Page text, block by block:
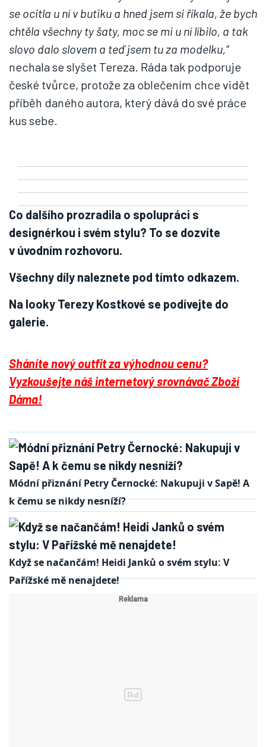
se ocitla u ní v butiku a hned jsem si říkala, že bych
chtěla všechny ty šaty, moc se mi u ní líbilo, a tak
slovo dalo slovem a teď jsem tu za modelku,“
nechala se slyšet Tereza. Ráda tak podporuje
české tvůrce, protože za oblečením chce vidět
příběh daného autora, který dává do své práce
kus sebe.
Co dalšího prozradila o spolupráci s
designérkou i svém stylu? To se dozvíte
v úvodním rozhovoru.
Všechny díly naleznete pod tímto odkazem.
Na looky Terezy Kostkové se podívejte do
galerie.
Sháníte nový outfit za výhodnou cenu?
Vyzkoušejte náš internetový srovnávač Zboží
Dáma!
Módní přiznání Petry Černocké: Nakupuji v Sapě! A
k čemu se nikdy nesníží?
Když se načančám! Heidi Janků o svém stylu: V
Pařížské mě nenajdete!